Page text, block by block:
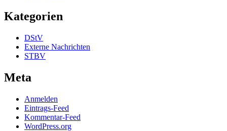
Kategorien
DStV
Externe Nachrichten
STBV
Meta
Anmelden
Eintrags-Feed
Kommentar-Feed
WordPress.org